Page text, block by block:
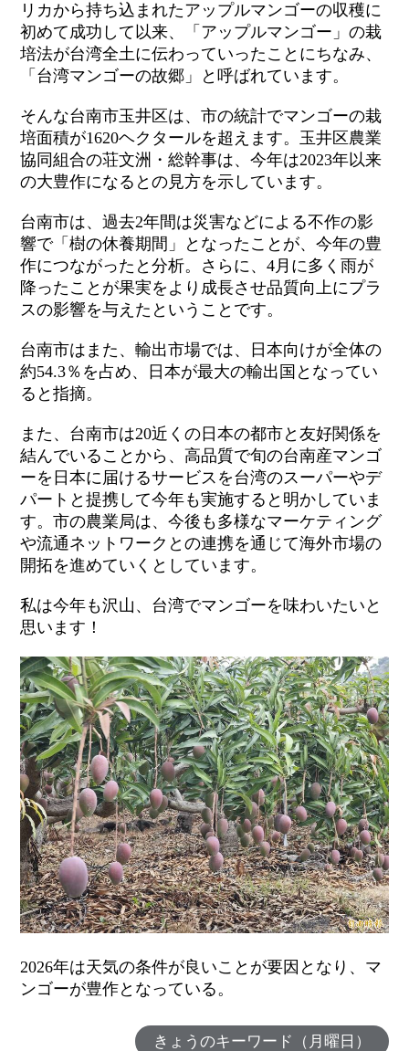
リカから持ち込まれたアップルマンゴーの収穫に
初めて成功して以来、「アップルマンゴー」の栽
培法が台湾全土に伝わっていったことにちなみ、
「台湾マンゴーの故郷」と呼ばれています。
そんな台南市玉井区は、市の統計でマンゴーの栽
培面積が1620ヘクタールを超えます。玉井区農業
協同組合の荘文洲・総幹事は、今年は2023年以来
の大豊作になるとの見方を示しています。
台南市は、過去2年間は災害などによる不作の影
響で「樹の休養期間」となったことが、今年の豊
作につながったと分析。さらに、4月に多く雨が
降ったことが果実をより成長させ品質向上にプラ
スの影響を与えたということです。
台南市はまた、輸出市場では、日本向けが全体の
約54.3％を占め、日本が最大の輸出国となってい
ると指摘。
また、台南市は20近くの日本の都市と友好関係を
結んでいることから、高品質で旬の台南産マンゴ
ーを日本に届けるサービスを台湾のスーパーやデ
パートと提携して今年も実施すると明かしていま
す。市の農業局は、今後も多様なマーケティング
や流通ネットワークとの連携を通じて海外市場の
開拓を進めていくとしています。
私は今年も沢山、台湾でマンゴーを味わいたいと
思います！
2026年は天気の条件が良いことが要因となり、マ
ンゴーが豊作となっている。
きょうのキーワード（月曜日）